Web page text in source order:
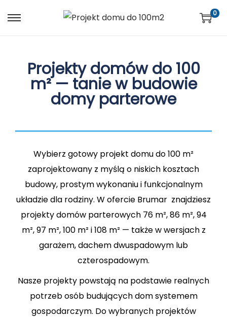
0
Projekty domów do 100
m² — tanie w budowie
domy parterowe
Wybierz gotowy projekt domu do 100 m²
zaprojektowany z myślą o niskich kosztach
budowy, prostym wykonaniu i funkcjonalnym
układzie dla rodziny. W ofercie Brumar znajdziesz
projekty domów parterowych 76 m², 86 m², 94
m², 97 m², 100 m² i 108 m² — także w wersjach z
garażem, dachem dwuspadowym lub
czterospadowym.
Nasze projekty powstają na podstawie realnych
potrzeb osób budujących dom systemem
gospodarczym. Do wybranych projektów